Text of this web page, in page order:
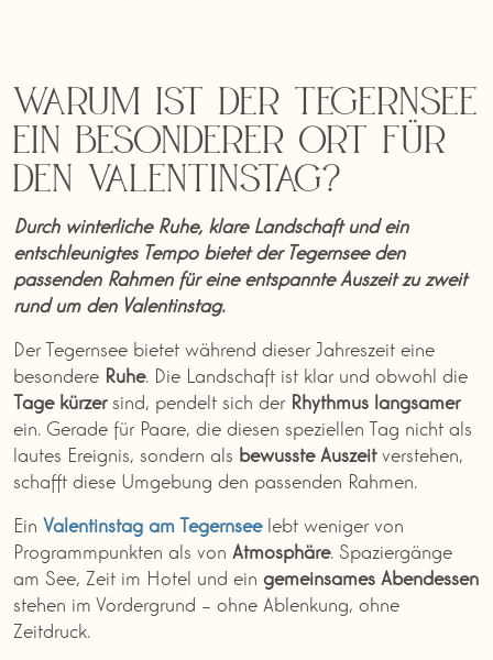
Warum ist der Tegernsee
ein besonderer Ort für
den Valentinstag?
Durch winterliche Ruhe, klare Landschaft und ein
entschleunigtes Tempo bietet der Tegernsee den
passenden Rahmen für eine entspannte Auszeit zu zweit
rund um den Valentinstag.
Der Tegernsee bietet während dieser Jahreszeit eine
besondere Ruhe. Die Landschaft ist klar und obwohl die
Tage kürzersind, pendelt sich der Rhythmus langsamer
ein. Gerade für Paare, die diesen speziellen Tag nicht als
lautes Ereignis, sondern als bewusste Auszeitverstehen,
schafft diese Umgebung den passenden Rahmen.
Ein Valentinstag am Tegernseelebt weniger von
Programmpunkten als von Atmosphäre. Spaziergänge
am See, Zeit im Hotel und ein gemeinsames Abendessen
stehen im Vordergrund – ohne Ablenkung, ohne
Zeitdruck.